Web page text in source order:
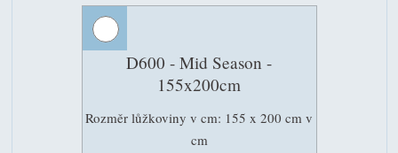
D600 - Mid Season -
155x200cm
Rozměr lůžkoviny v cm: 155 x 200 cm v
cm